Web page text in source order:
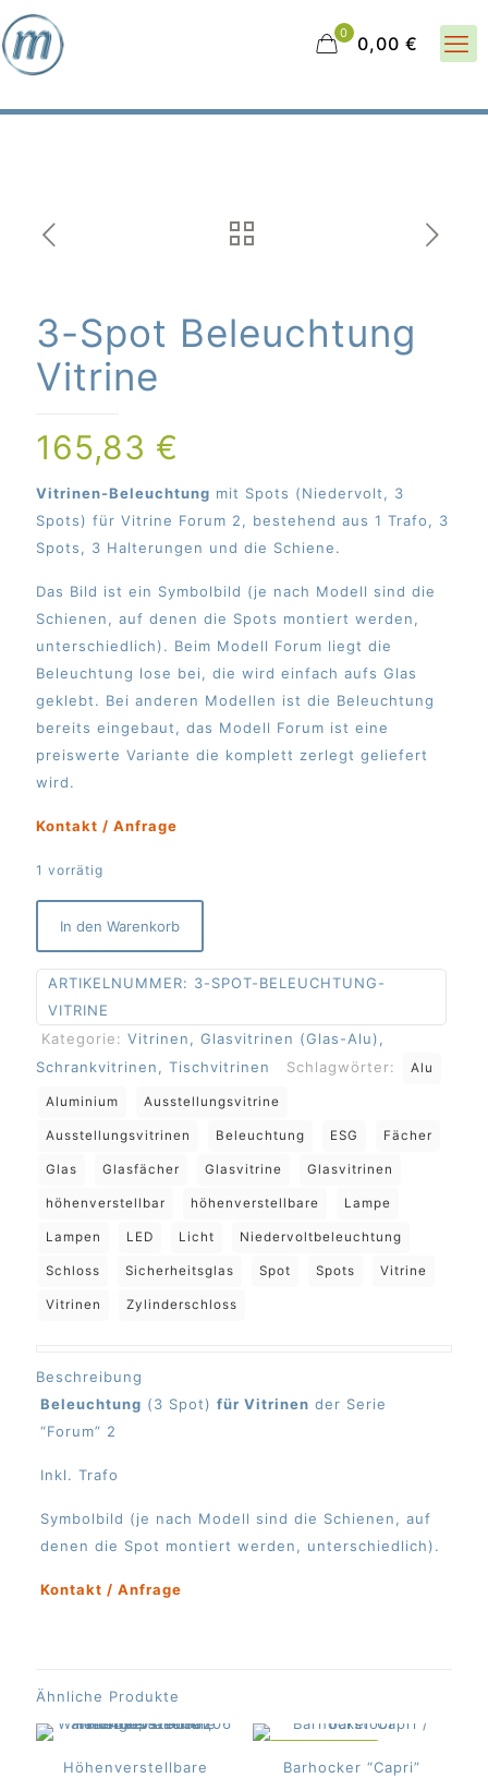
0 0,00 €
3-Spot Beleuchtung
Vitrine
165,83 €
Vitrinen-Beleuchtung mit Spots (Niedervolt, 3
Spots) für Vitrine Forum 2, bestehend aus 1 Trafo, 3
Spots, 3 Halterungen und die Schiene.
Das Bild ist ein Symbolbild (je nach Modell sind die
Schienen, auf denen die Spots montiert werden,
unterschiedlich). Beim Modell Forum liegt die
Beleuchtung lose bei, die wird einfach aufs Glas
geklebt. Bei anderen Modellen ist die Beleuchtung
bereits eingebaut, das Modell Forum ist eine
preiswerte Variante die komplett zerlegt geliefert
wird.
Kontakt / Anfrage
1 vorrätig
In den Warenkorb
ARTIKELNUMMER: 3-SPOT-BELEUCHTUNG-
VITRINE
Kategorie: Vitrinen, Glasvitrinen (Glas-Alu),
Schrankvitrinen, Tischvitrinen
Schlagwörter: Alu
Aluminium Ausstellungsvitrine
Ausstellungsvitrinen Beleuchtung ESG Fächer
Glas Glasfächer Glasvitrine Glasvitrinen
höhenverstellbar höhenverstellbare Lampe
Lampen LED Licht Niedervoltbeleuchtung
Schloss Sicherheitsglas Spot Spots Vitrine
Vitrinen Zylinderschloss
Beschreibung
Beleuchtung (3 Spot) für Vitrinen der Serie
“Forum” 2
Inkl. Trafo
Symbolbild (je nach Modell sind die Schienen, auf
denen die Spot montiert werden, unterschiedlich).
Kontakt / Anfrage
Ähnliche Produkte
Höhenverstellbare
Barhocker “Capri”